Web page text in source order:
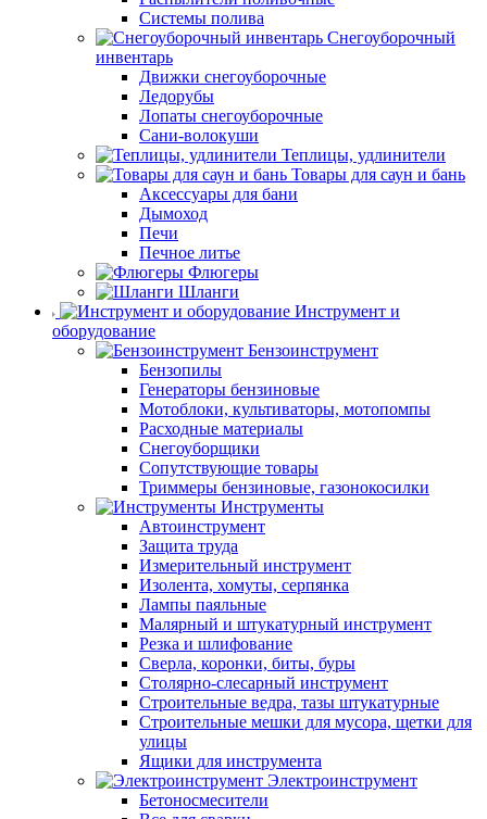
Системы полива
Снегоуборочный
инвентарь
Движки снегоуборочные
Ледорубы
Лопаты снегоуборочные
Сани-волокуши
Теплицы, удлинители
Товары для саун и бань
Аксессуары для бани
Дымоход
Печи
Печное литье
Флюгеры
Шланги
Инструмент и
оборудование
Бензоинструмент
Бензопилы
Генераторы бензиновые
Мотоблоки, культиваторы, мотопомпы
Расходные материалы
Снегоуборщики
Сопутствующие товары
Триммеры бензиновые, газонокосилки
Инструменты
Автоинструмент
Защита труда
Измерительный инструмент
Изолента, хомуты, серпянка
Лампы паяльные
Малярный и штукатурный инструмент
Резка и шлифование
Сверла, коронки, биты, буры
Столярно-слесарный инструмент
Строительные ведра, тазы штукатурные
Строительные мешки для мусора, щетки для
улицы
Ящики для инструмента
Электроинструмент
Бетоносмесители